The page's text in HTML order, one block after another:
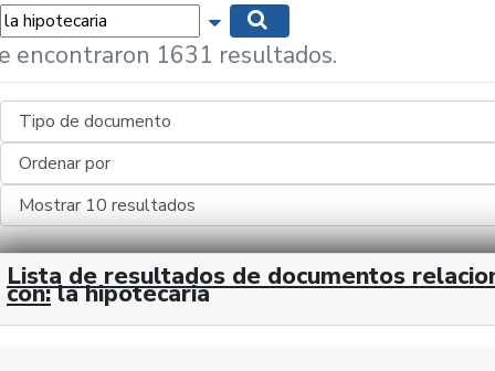
Mostrar opciones de búsqueda
encontraron 1631 resultados.
Lista de resultados de documentos
con: la hipotecaria